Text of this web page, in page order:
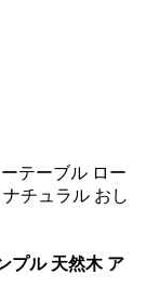
テーブル ロー
チュラル おし
プル 天然木 ア